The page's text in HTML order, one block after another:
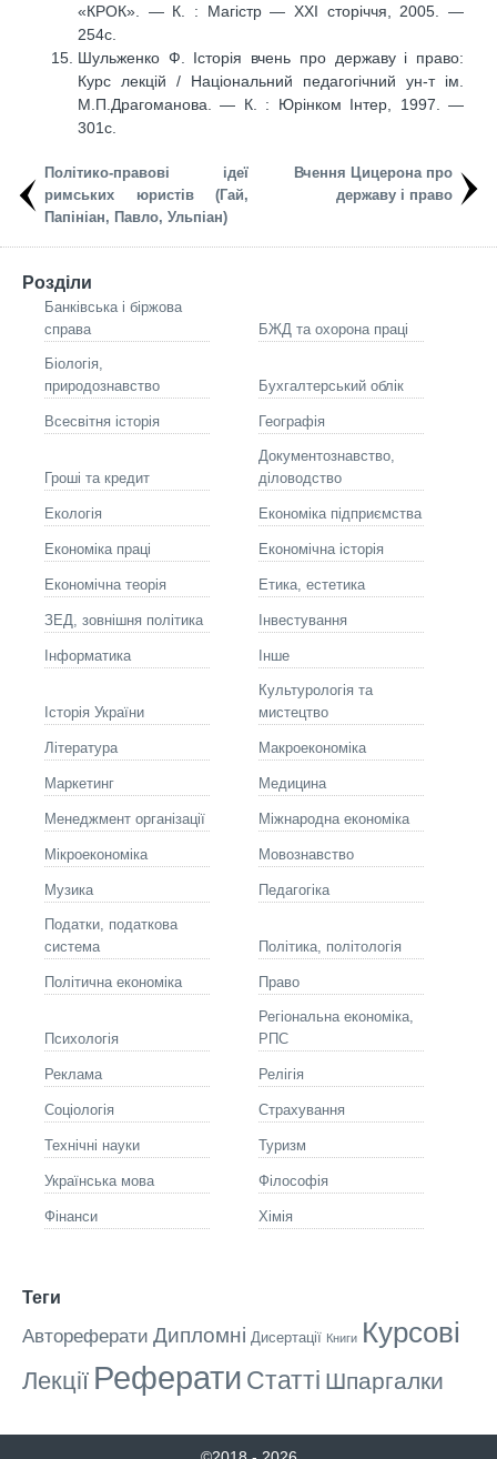
«КРОК». — К. : Магістр — ХХІ сторіччя, 2005. —
254с.
Шульженко Ф. Історія вчень про державу і право:
Курс лекцій / Національний педагогічний ун-т ім.
М.П.Драгоманова. — К. : Юрінком Інтер, 1997. —
301с.
Політико-правові ідеї
римських юристів (Гай,
Папініан, Павло, Ульпіан)
Вчення Цицерона про
державу і право
Розділи
Банківська і біржова
справа
БЖД та охорона праці
Біологія,
природознавство
Бухгалтерський облік
Всесвітня історія Географія
Гроші та кредит
Документознавство,
діловодство
Екологія Економіка підприємства
Економіка праці Економічна історія
Економічна теорія Етика, естетика
ЗЕД, зовнішня політика Інвестування
Інформатика Інше
Історія України
Культурологія та
мистецтво
Літературa Макроекономіка
Маркетинг Медицина
Менеджмент організації Міжнародна економіка
Мікроекономіка Мовознавство
Музика Педагогіка
Податки, податкова
система
Політика, політологія
Політична економіка Право
Психологія
Регіональна економіка,
РПС
Реклама Релігія
Соціологія Страхування
Технічні науки Туризм
Українська мова Філософія
Фінанси Хімія
Теги
Автореферати Дипломні Дисертації Книги Курсові
Лекції Реферати Статті Шпаргалки